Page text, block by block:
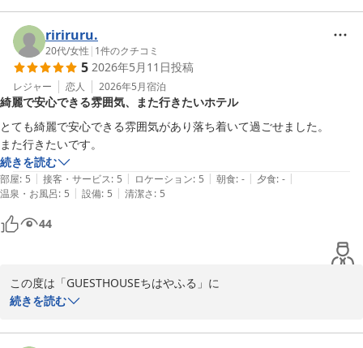
改めまして、この度のご利用誠にありがとうございました。
「GUESTHOUSEちはやふる」東田
ゲストハウス ちはやふる
2026-06-11
「とても綺麗で居心地が良い」「また泊まりたい」とのお言葉をい
ただき、大変嬉しく拝読させていただきました。
これからも快適にお過ごしいただける空間をご提
供できるよう努めてまいります。
またお会いできます日を心よりお待ちしております。
改めまして、この度のご利用誠にありがとうございました。
ゲストハウス ちはやふる
ririruru.
20代/女性 | 1件のクチコミ
5 2026年5月11日投稿
レジャー 恋人 2026年5月宿泊
綺麗で安心できる雰囲気、また行きたいホテル
とても綺麗で安心できる雰囲気があり落ち着いて過ごせました。
また行きたいです。
続きを読む
部屋: 5 | 接客・サービス: 5 | ロケーション: 5 | 朝食: - | 夕食: - |
温泉・お風呂: 5 | 設備: 5 | 清潔さ: 5
44
この度は「GUESTHOUSEちはやふる」に
ご宿泊いただき、そして嬉しいご感想をお寄くださりありがとうご
続きを読む